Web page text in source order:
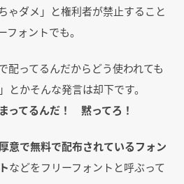
ゃダメ」と権利者が禁止すること
フォントでも。
配ってるんだからどう使われても
とかそんな発言は却下です。
ってるんだ！ 黙ってろ！
意で無料で配布されているフォン
などをフリーフォントと呼ぶって